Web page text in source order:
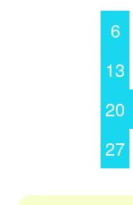
6
13
20
27